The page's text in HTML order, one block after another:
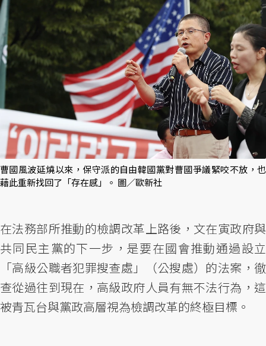
曹國風波延燒以來，保守派的自由韓國黨對曹國爭議緊咬不放，也
藉此重新找回了「存在感」。 圖／歐新社
在法務部所推動的檢調改革上路後，文在寅政府與
共同民主黨的下一步，是要在國會推動通過設立
「高級公職者犯罪搜查處」（公搜處）的法案，徹
查從過往到現在，高級政府人員有無不法行為，這
被青瓦台與黨政高層視為檢調改革的終極目標。